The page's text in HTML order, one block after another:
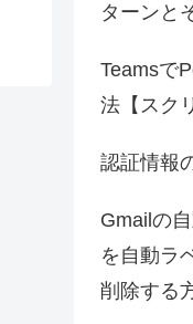
ターンと
Teamsで
法【スク
認証情報
Gmailの
を自動ラ
削除する